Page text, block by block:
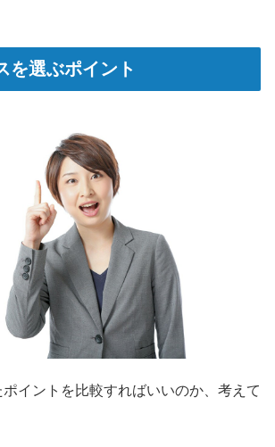
を選ぶポイント
イントを比較すればいいのか、考えて